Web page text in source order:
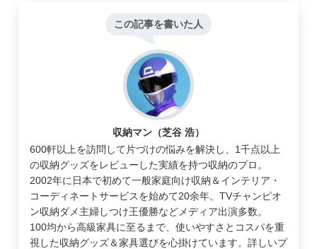
この記事を書いた人
収納マン（芝谷 浩）
600軒以上を訪問して片づけの悩みを解決し、1千点以上
の収納グッズをレビューした実績を持つ収納のプロ。
2002年に日本で初めて一般家庭向け収納＆インテリア・
コーディネートサービスを始めて20余年。TVチャンピオ
ン収納ダメ主婦しつけ王優勝などメディア出演多数。
100均から高級家具に至るまで、使いやすさとコスパを重
視した収納グッズ＆家具選びを心掛けています。詳しいプ